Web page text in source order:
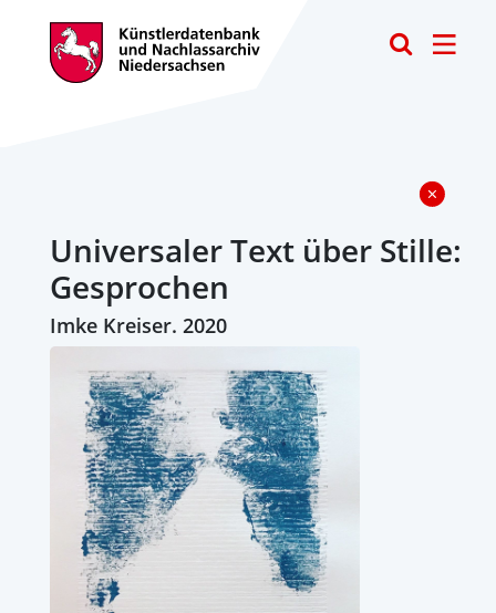
Universaler Text über Stille:
Gesprochen
Imke Kreiser. 2020